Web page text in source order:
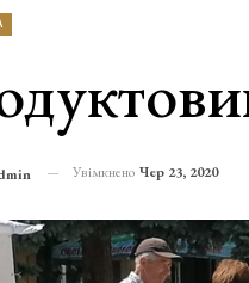
Увімкнено Чер 23, 2020